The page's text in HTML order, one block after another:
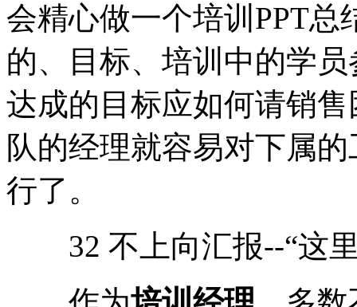
会精心做一个培训PPT
的、目标、培训中的学
达成的目标应如何请销
队的经理就容易对下属
行了。
32 不上向汇报--“这里